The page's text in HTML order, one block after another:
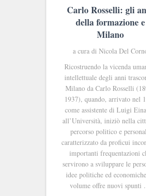
Carlo Rosselli: gli
della formazione e
Milano
a cura di Nicola Del
Ricostruendo la vicenda
intellettuale degli anni
Milano da Carlo Rosselli
1937), quando, arrivato nel
come assistente di Luigi
all’Università, iniziò nella
percorso politico e
caratterizzato da proficui
importanti frequentazioni
servirono a sviluppare le
idee politiche ed
volume offre nuovi spunti